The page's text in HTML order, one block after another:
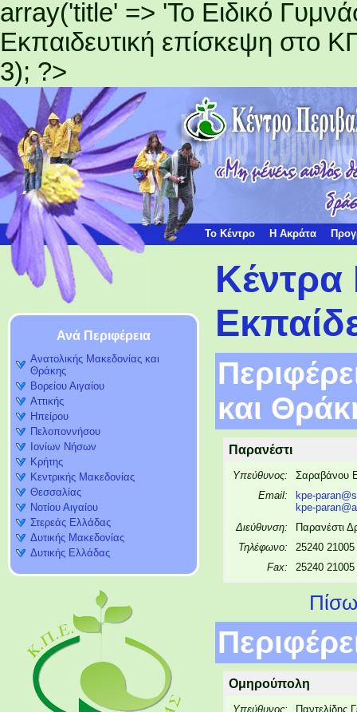
array('title' => 'Το Ειδικό
Εκπαιδευτική επίσκεψη στο
3); ?>
Το Κέντρο Η Ακράτα
Ανά Περιφέρεια
Ανατολικής Μακεδονίας και
Θράκης
Βορείου Αιγαίου
Αττικής
Ηπείρου
Πελοποννήσου
Ιονίων Νήσων
Κρήτης
Κεντρικής Μακεδονίας
Θεσσαλίας
Νοτίου Αιγαίου
Στερεάς Ελλάδας
Δυτικής Μακεδονίας
Δυτικής Ελλάδας
Κέντρα
και
Παρανέστι
Υπεύθυνος:
Σαραβάνου
Email:
kpe-
kpe-
Διεύθυνση:
Παρανέστι
Τηλέφωνο:
25240 21005
Fax:
25240 21005
Ομηρούπολη
Υπεύθυνος:
Παντελίδης